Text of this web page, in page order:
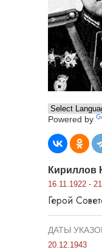
Powered by
Кириллов
16.11.1922 -
Герой
ДАТЫ
20.12.1943